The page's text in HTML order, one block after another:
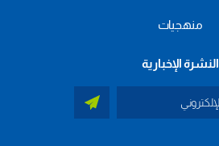
منهجيات
النشرة الإخبارية